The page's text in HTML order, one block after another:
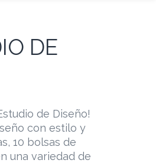
DE
de Diseño!
con estilo y
10 bolsas de
una variedad de